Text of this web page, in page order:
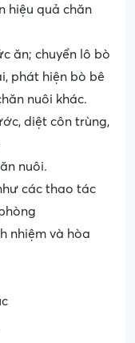
hiệu quả chăn
ăn; chuyển lô bò
phát hiện bò bê
nuôi khác.
diệt côn trùng,
nuôi.
các thao tác
nhiệm và hòa